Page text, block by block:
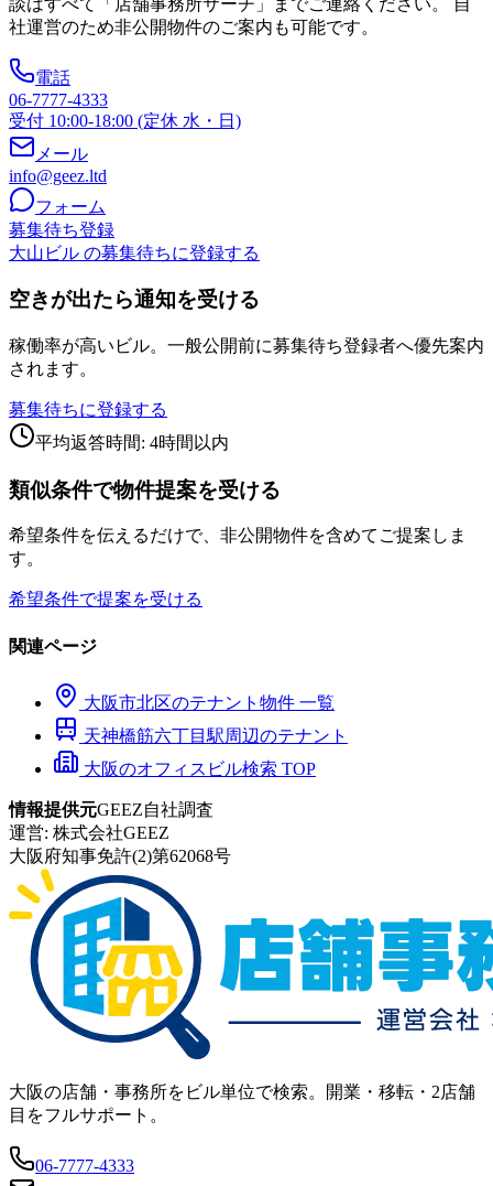
社運営のため非公開物件のご案内も可能です。
電話
06-7777-4333
受付 10:00-18:00 (定休 水・日)
メール
info@geez.ltd
フォーム
募集待ち登録
大山ビル の募集待ちに登録する
空きが出たら通知を受ける
稼働率が高いビル。一般公開前に募集待ち登録者へ優先案内
されます。
募集待ちに登録する
平均返答時間: 4時間以内
類似条件で物件提案を受ける
希望条件を伝えるだけで、非公開物件を含めてご提案しま
す。
希望条件で提案を受ける
関連ページ
大阪市北区のテナント物件 一覧
天神橋筋六丁目 駅周辺のテナント
大阪のオフィスビル検索 TOP
情報提供元GEEZ自社調査
運営: 株式会社GEEZ
大阪府知事免許(2)第62068号
大阪の店舗・事務所をビル単位で検索。開業・移転・2店舗
目をフルサポート。
06-7777-4333